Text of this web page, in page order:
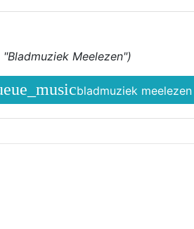
Meelezen")
bladmuziek meelezen